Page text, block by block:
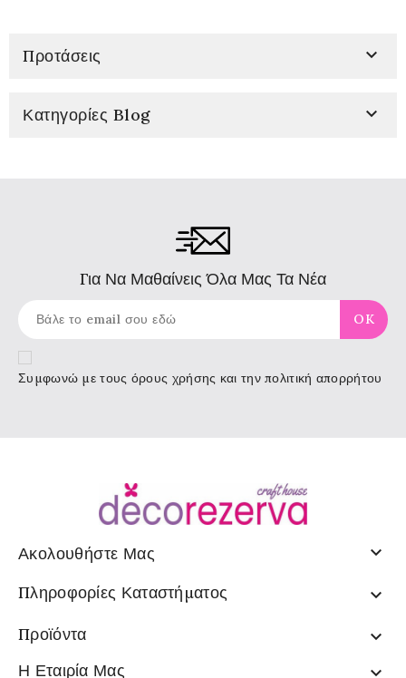
Προτάσεις 
Κατηγορίες Blog 
Για Να Μαθαίνεις Όλα Μας Τα Νέα
Συμφωνώ με τους όρους χρήσης και την πολιτική απορρήτου
Ακολουθήστε Μας 
Πληροφορίες Καταστήματος 
Προϊόντα 
Η Εταιρία Μας 